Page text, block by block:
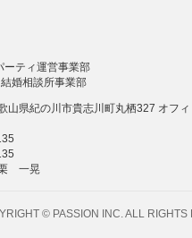
ティ運営事業部
婚相談所事業部
山県紀の川市貴志川町丸栖327 オフィ
一晃
© PASSION INC. ALL RIGHTS